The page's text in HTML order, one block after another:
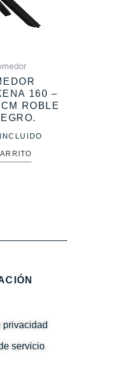
160 –
ROBLE
INCLUIDO
privacidad
servicio